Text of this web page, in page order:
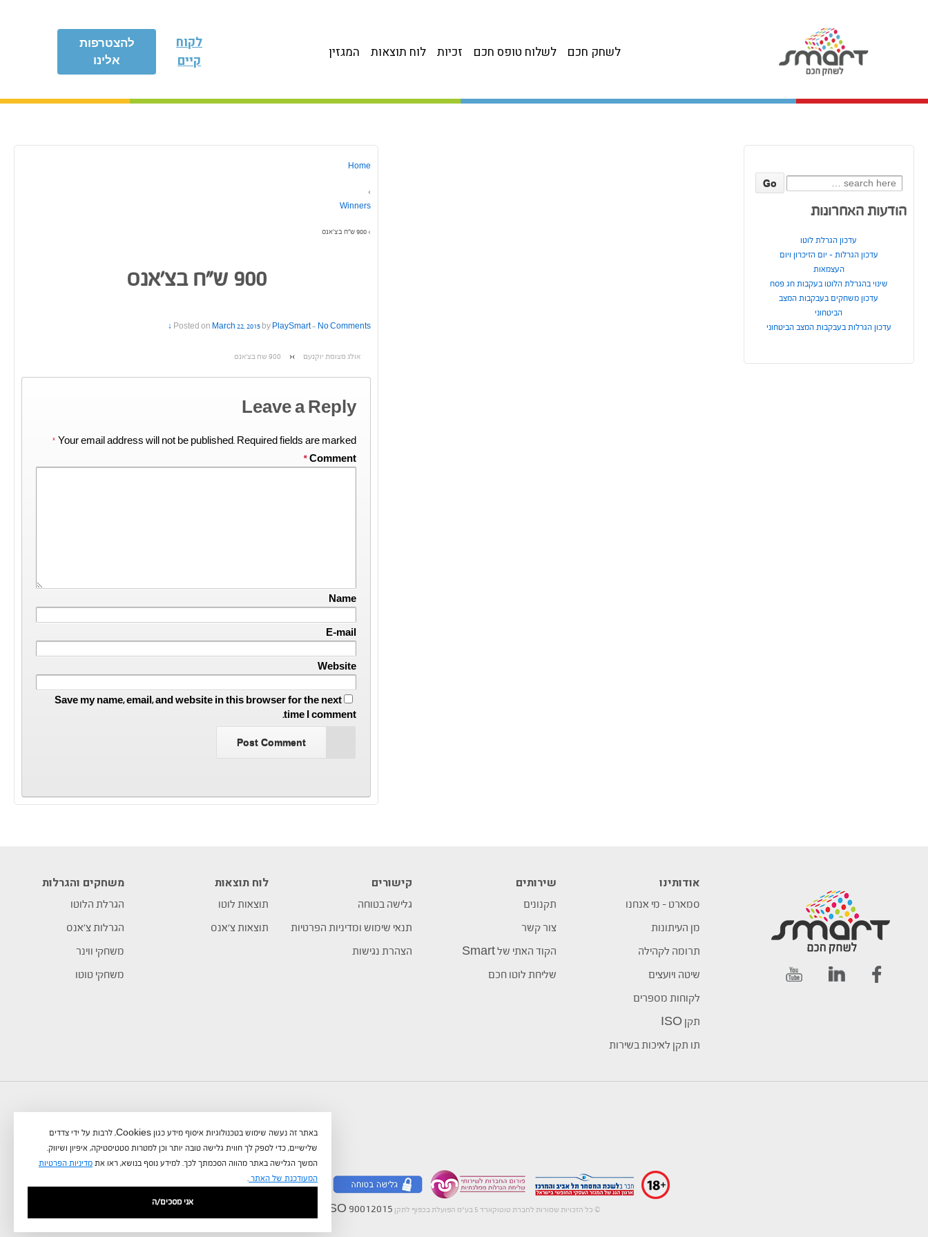
להצטרפות
אלינו
לקוח
קיים
המגזין לוח תוצאות זכיות לשלוח טופס חכם לשחק חכם
Home
›
Winners
› 900 ש”ח בצ’אנס
900 ש”ח בצ’אנס
Posted on March 22, 2015 by PlaySmart— No Comments ↓
‹ 900 שח בצ’אנס אולג מצומת יוקנעם ›
Leave a Reply
Your email address will not be published. Required fields are marked
*
Comment
*
Name
E-mail
Website
Save my name, email, and website in this browser for the next
time I comment.
Search
for:
הודעות האחרונות
עדכון הגרלת לוטו
עדכון הגרלות – יום הזיכרון ויום
העצמאות
שינוי בהגרלת הלוטו בעקבות חג פסח
עדכון משחקים בעבקבות המצב
הביטחוני
עדכון הגרלות בעבקבות המצב הביטחוני
אודותינו
סמארט – מי אנחנו
מן העיתונות
תרומה לקהילה
שיטה ויועצים
לקוחות מספרים
תקן ISO
תו תקן לאיכות בשירות
שירותים
תקנונים
צור קשר
הקוד האתי של Smart
שליחת לוטו חכם
קישורים
גלישה בטוחה
תנאי שימוש ומדיניות הפרטיות
הצהרת נגישות
לוח תוצאות
תוצאות לוטו
תוצאות צ’אנס
משחקים והגרלות
הגרלת הלוטו
הגרלות צ’אנס
משחקי ווינר
משחקי טוטו
ISO 90012015 כל הזכויות שמורות לחברת טוטוקארד 5 בע"מ הפועלת בכפוף לתקן ©
באתר זה נעשה שימוש בטכנולוגיות איסוף מידע כגון Cookies, לרבות על ידי צדדים
שלישיים, כדי לספק לך חווית גלישה טובה יותר וכן למטרות סטטיסטיקה, איפיון ושיווק.
המשך הגלישה באתר מהווה הסכמתך לכך. למידע נוסף בנושא, ראו את מדיניות הפרטיות
המעודכנת של האתר .
אני מסכים/ה